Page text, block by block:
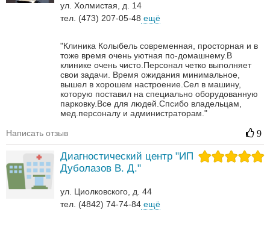
ул. Холмистая, д. 14
тел. (473) 207-05-48 ещё
"Клиника Колыбель современная, просторная и в
тоже время очень уютная по-домашнему.В
клинике очень чисто.Персонал четко выполняет
свои задачи. Время ожидания минимальное,
вышел в хорошем настроение.Сел в машину,
которую поставил на специально оборудованную
парковку.Все для людей.Спсибо владельцам,
мед.персоналу и администраторам."
Написать отзыв 9
Диагностический центр "ИП
Дуболазов В. Д."
ул. Циолковского, д. 44
тел. (4842) 74-74-84 ещё